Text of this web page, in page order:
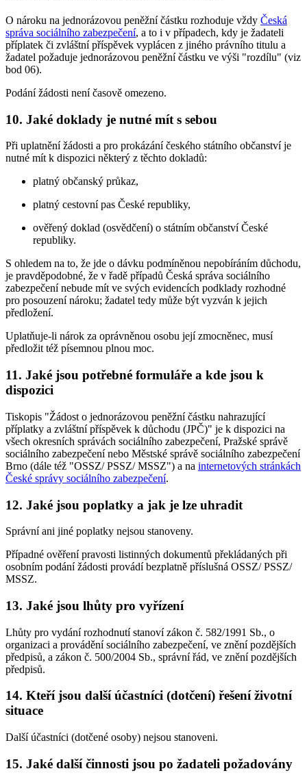
O nároku na jednorázovou peněžní částku rozhoduje vždy Česká
správa sociálního zabezpečení, a to i v případech, kdy je žadateli
příplatek či zvláštní příspěvek vyplácen z jiného právního titulu a
žadatel požaduje jednorázovou peněžní částku ve výši "rozdílu" (viz
bod 06).
Podání žádosti není časově omezeno.
10. Jaké doklady je nutné mít s sebou
Při uplatnění žádosti a pro prokázání českého státního občanství je
nutné mít k dispozici některý z těchto dokladů:
platný občanský průkaz,
platný cestovní pas České republiky,
ověřený doklad (osvědčení) o státním občanství České
republiky.
S ohledem na to, že jde o dávku podmíněnou nepobíráním důchodu,
je pravděpodobné, že v řadě případů Česká správa sociálního
zabezpečení nebude mít ve svých evidencích podklady rozhodné
pro posouzení nároku; žadatel tedy může být vyzván k jejich
předložení.
Uplatňuje-li nárok za oprávněnou osobu její zmocněnec, musí
předložit též písemnou plnou moc.
11. Jaké jsou potřebné formuláře a kde jsou k
dispozici
Tiskopis "Žádost o jednorázovou peněžní částku nahrazující
příplatky a zvláštní příspěvek k důchodu (JPČ)" je k dispozici na
všech okresních správách sociálního zabezpečení, Pražské správě
sociálního zabezpečení nebo Městské správě sociálního zabezpečení
Brno (dále též "OSSZ/ PSSZ/ MSSZ") a na internetových stránkách
České správy sociálního zabezpečení.
12. Jaké jsou poplatky a jak je lze uhradit
Správní ani jiné poplatky nejsou stanoveny.
Případné ověření pravosti listinných dokumentů překládaných při
osobním podání žádosti provádí bezplatně příslušná OSSZ/ PSSZ/
MSSZ.
13. Jaké jsou lhůty pro vyřízení
Lhůty pro vydání rozhodnutí stanoví zákon č. 582/1991 Sb., o
organizaci a provádění sociálního zabezpečení, ve znění pozdějších
předpisů, a zákon č. 500/2004 Sb., správní řád, ve znění pozdějších
předpisů.
14. Kteří jsou další účastníci (dotčení) řešení životní
situace
Další účastníci (dotčené osoby) nejsou stanoveni.
15. Jaké další činnosti jsou po žadateli požadovány